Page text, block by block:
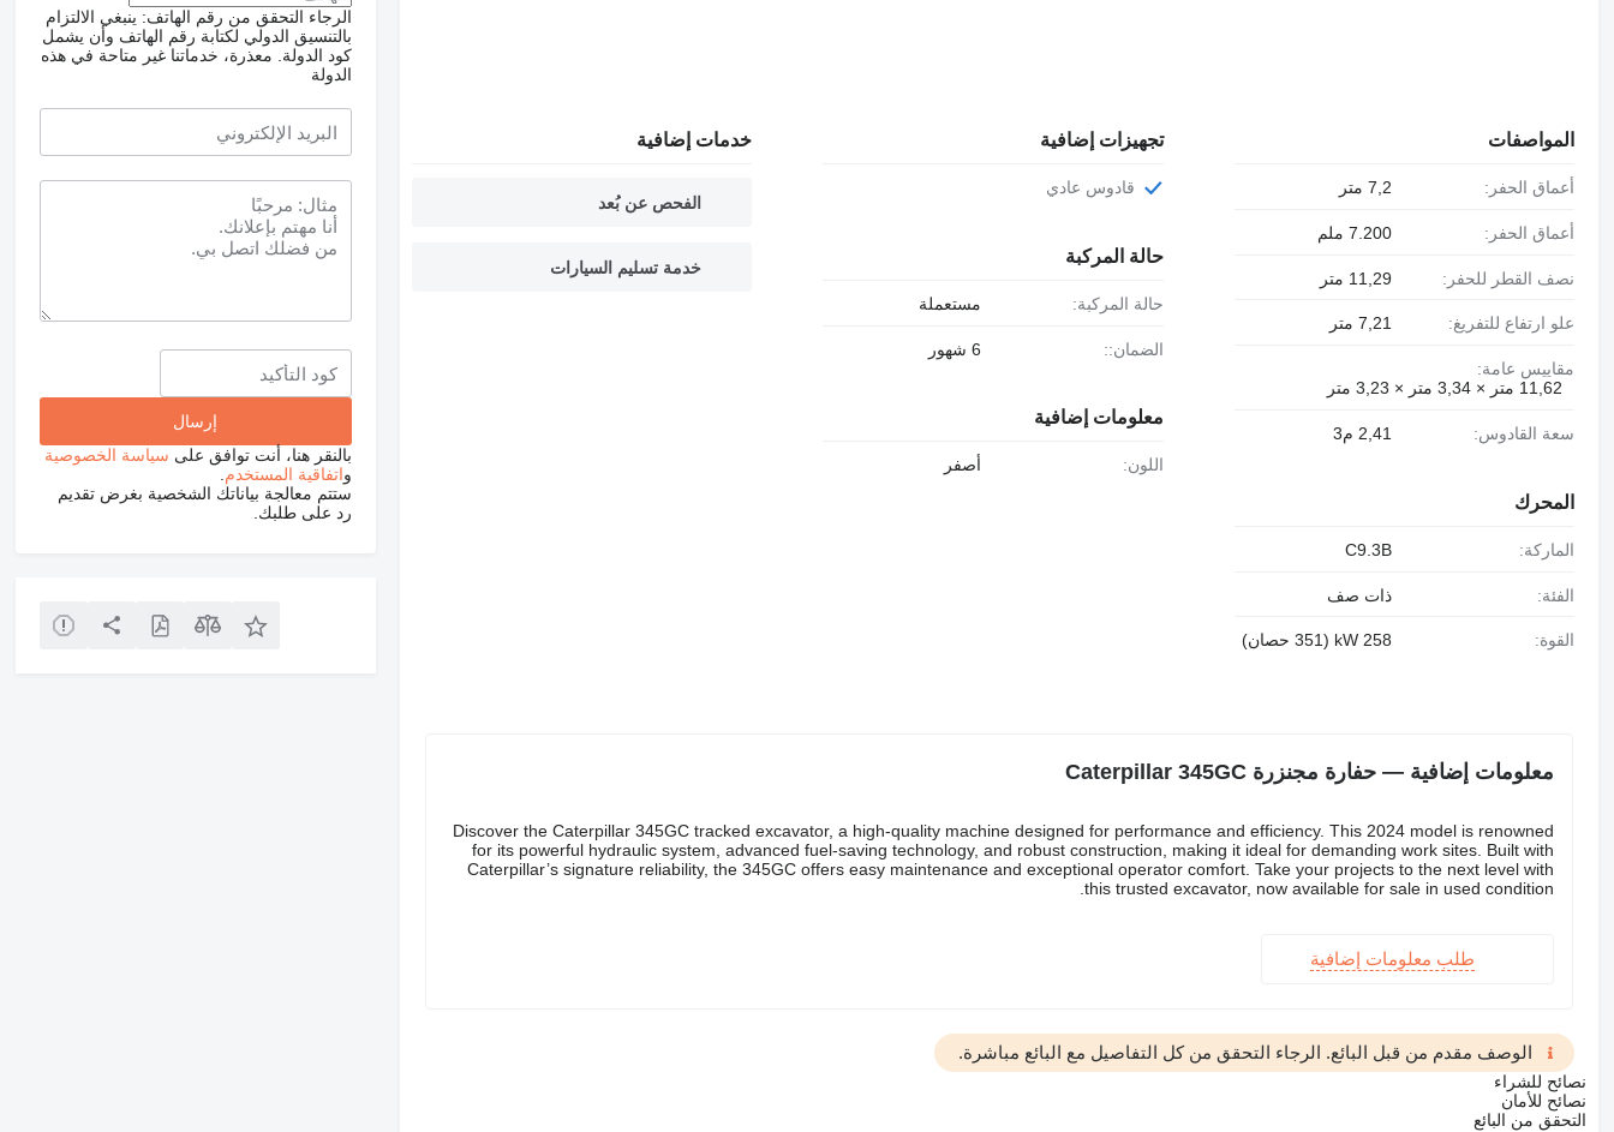
المواصفات
أعماق الحفر: 7,2 متر
أعماق الحفر: 7.200 ملم
نصف القطر للحفر: 11,29 متر
علو ارتفاع للتفريغ: 7,21 متر
مقاييس عامة:
11,62 متر × 3,34 متر × 3,23 متر
سعة القادوس: 2,41 م3
المحرك
الماركة: C9.3B
الفئة: ذات صف
القوة: 258 kW (351 حصان)
تجهيزات إضافية
قادوس عادي
حالة المركبة
حالة المركبة: مستعملة
الضمان:: 6 شهور
معلومات إضافية
اللون: أصفر
خدمات إضافية
الفحص عن بُعد
خدمة تسليم السيارات
معلومات إضافية — حفارة مجنزرة Caterpillar 345GC
Discover the Caterpillar 345GC tracked excavator, a high-quality machine designed for performance and efficiency. This 2024 model is renowned
for its powerful hydraulic system, advanced fuel-saving technology, and robust construction, making it ideal for demanding work sites. Built with
Caterpillar’s signature reliability, the 345GC offers easy maintenance and exceptional operator comfort. Take your projects to the next level with
this trusted excavator, now available for sale in used condition.
طلب معلومات إضافية
الوصف مقدم من قبل البائع. الرجاء التحقق من كل التفاصيل مع البائع مباشرة.
نصائح للشراء
نصائح للأمان
التحقق من البائع
الرجاء التحقق من رقم الهاتف: ينبغي الالتزام
بالتنسيق الدولي لكتابة رقم الهاتف وأن يشمل
كود الدولة.
معذرة، خدماتنا غير متاحة في هذه
الدولة
بالنقر هنا، أنت توافق على سياسة الخصوصية
واتفاقية المستخدم
ستتم معالجة بياناتك الشخصية بغرض تقديم
رد على طلبك.